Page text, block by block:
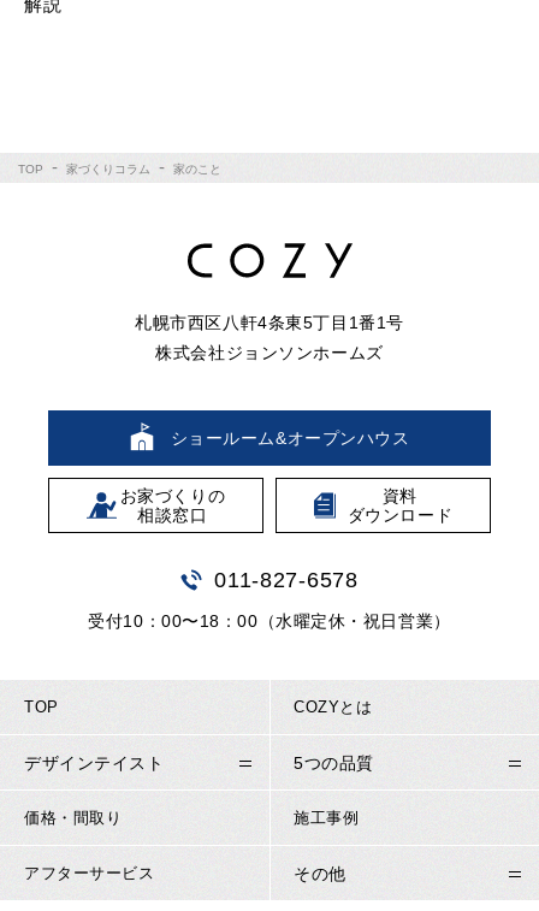
解説
TOP 家づくりコラム 家のこと
札幌市西区八軒4条東5丁目1番1号
株式会社ジョンソンホームズ
ショールーム&オープンハウス
お家づくりの
相談窓口
資料
ダウンロード
011-827-6578
受付10：00〜18：00（水曜定休・祝日営業）
TOP COZYとは
デザインテイスト 5つの品質
価格・間取り 施工事例
アフターサービス その他